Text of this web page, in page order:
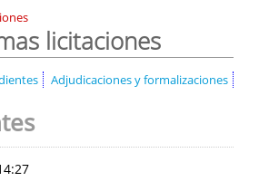
licitaciones
Adjudicaciones y formalizaciones